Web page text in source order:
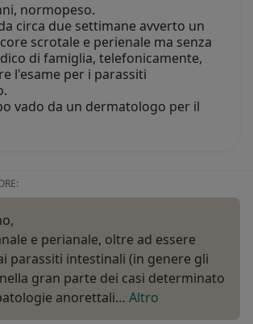
normopeso.
circa due settimane avverto un
scrotale e perienale ma senza
di famiglia, telefonicamente,
l'esame per i parassiti
vado da un dermatologo per il
e perianale, oltre ad essere
parassiti intestinali (in genere gli
gran parte dei casi determinato
anorettali… Altro